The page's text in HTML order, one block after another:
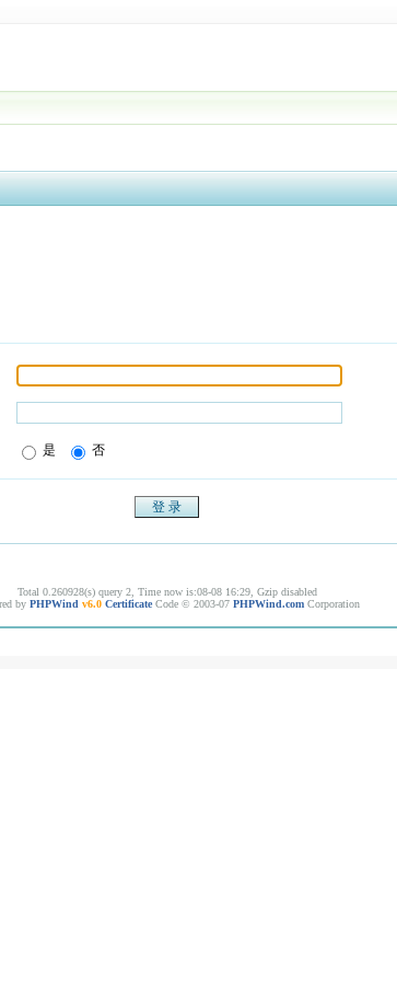
是 否
Total 0.260928(s) query 2, Time now is:08-08 16:29, Gzip disabled
by PHPWind v6.0 Certificate Code © 2003-07 PHPWind.com Corporation